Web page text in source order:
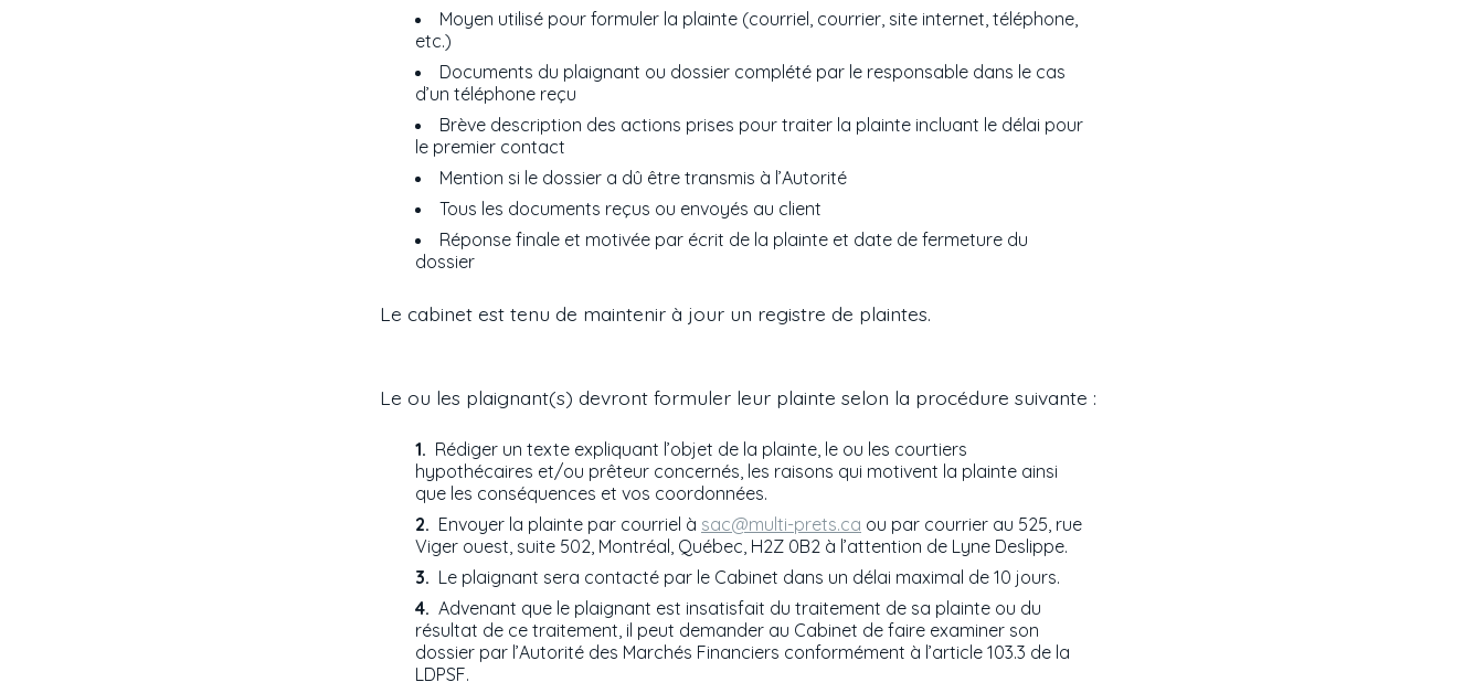
Moyen utilisé pour formuler la plainte (courriel, courrier, site internet, téléphone,
etc.)
Documents du plaignant ou dossier complété par le responsable dans le cas
d’un téléphone reçu
Brève description des actions prises pour traiter la plainte incluant le délai pour
le premier contact
Mention si le dossier a dû être transmis à l’Autorité
Tous les documents reçus ou envoyés au client
Réponse finale et motivée par écrit de la plainte et date de fermeture du
dossier
Le cabinet est tenu de maintenir à jour un registre de plaintes.
Le ou les plaignant(s) devront formuler leur plainte selon la procédure suivante :
Rédiger un texte expliquant l’objet de la plainte, le ou les courtiers
hypothécaires et/ou prêteur concernés, les raisons qui motivent la plainte ainsi
que les conséquences et vos coordonnées.
Envoyer la plainte par courriel à sac@multi-prets.ca ou par courrier au 525, rue
Viger ouest, suite 502, Montréal, Québec, H2Z 0B2 à l’attention de Lyne Deslippe.
Le plaignant sera contacté par le Cabinet dans un délai maximal de 10 jours.
Advenant que le plaignant est insatisfait du traitement de sa plainte ou du
résultat de ce traitement, il peut demander au Cabinet de faire examiner son
dossier par l’Autorité des Marchés Financiers conformément à l’article 103.3 de la
LDPSF.